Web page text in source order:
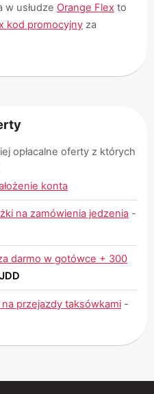
w usłudze Orange Flex to
kod promocyjny za
opłacalne oferty z których
konta
na zamówienia jedzenia -
darmo w gotówce + 300
przejazdy taksówkami -